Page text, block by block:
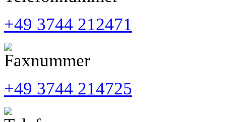
+49 3744 212471
+49 3744 214725